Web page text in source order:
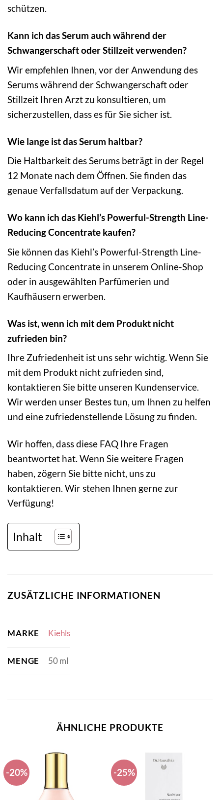
schützen.
Kann ich das Serum auch während der
Schwangerschaft oder Stillzeit verwenden?
Wir empfehlen Ihnen, vor der Anwendung des
Serums während der Schwangerschaft oder
Stillzeit Ihren Arzt zu konsultieren, um
sicherzustellen, dass es für Sie sicher ist.
Wie lange ist das Serum haltbar?
Die Haltbarkeit des Serums beträgt in der Regel
12 Monate nach dem Öffnen. Sie finden das
genaue Verfallsdatum auf der Verpackung.
Wo kann ich das Kiehl’s Powerful-Strength Line-
Reducing Concentrate kaufen?
Sie können das Kiehl’s Powerful-Strength Line-
Reducing Concentrate in unserem Online-Shop
oder in ausgewählten Parfümerien und
Kaufhäusern erwerben.
Was ist, wenn ich mit dem Produkt nicht
zufrieden bin?
Ihre Zufriedenheit ist uns sehr wichtig. Wenn Sie
mit dem Produkt nicht zufrieden sind,
kontaktieren Sie bitte unseren Kundenservice.
Wir werden unser Bestes tun, um Ihnen zu helfen
und eine zufriedenstellende Lösung zu finden.
Wir hoffen, dass diese FAQ Ihre Fragen
beantwortet hat. Wenn Sie weitere Fragen
haben, zögern Sie bitte nicht, uns zu
kontaktieren. Wir stehen Ihnen gerne zur
Verfügung!
Inhalt
ZUSÄTZLICHE INFORMATIONEN
MARKE Kiehls
MENGE 50 ml
ÄHNLICHE PRODUKTE
-20% -25%